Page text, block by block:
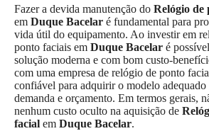
Fazer a devida manutenção do Relógio de
em Duque Bacelar é fundamental para
vida útil do equipamento. Ao investir em
ponto faciais em Duque Bacelar é
solução moderna e com bom custo-
com uma empresa de relógio de ponto
confiável para adquirir o modelo adequado
demanda e orçamento. Em termos gerais,
nenhum custo oculto na aquisição de
facial em Duque Bacelar.